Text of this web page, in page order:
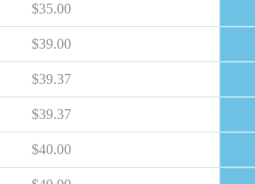
$35.00
$39.00
$39.37
$39.37
$40.00